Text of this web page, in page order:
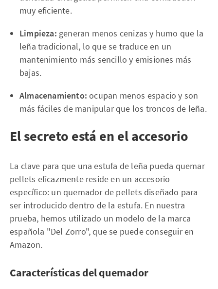
muy eficiente.
Limpieza: generan menos cenizas y humo que la
leña tradicional, lo que se traduce en un
mantenimiento más sencillo y emisiones más
bajas.
Almacenamiento: ocupan menos espacio y son
más fáciles de manipular que los troncos de leña.
El secreto está en el accesorio
La clave para que una estufa de leña pueda quemar
pellets eficazmente reside en un accesorio
específico: un quemador de pellets diseñado para
ser introducido dentro de la estufa. En nuestra
prueba, hemos utilizado un modelo de la marca
española "Del Zorro", que se puede conseguir en
Amazon.
Características del quemador